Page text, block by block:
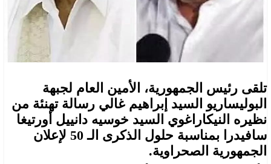
تلقى رئيس الجمهورية، الأمين العام لجبهة
البوليساريو السيد إبراهيم غالي رسالة تهنئة من
نظيره النيكاراغوي السيد خوسيه دانييل أورتيغا
سافيدرا بمناسبة حلول الذكرى الـ 50 لإعلان
الجمهورية الصحراوية.